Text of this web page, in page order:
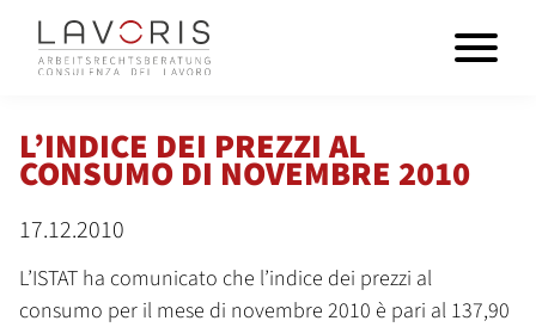
L’INDICE DEI PREZZI AL
CONSUMO DI NOVEMBRE 2010
17.12.2010
L’ISTAT ha comunicato che l’indice dei prezzi al
consumo per il mese di novembre 2010 è pari al 137,90